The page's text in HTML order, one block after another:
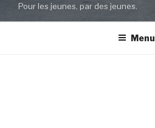
Pour les jeunes, par des jeunes.
Menu